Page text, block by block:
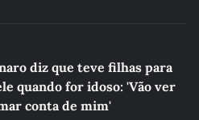
diz que teve filhas para
quando for idoso: 'Vão ver
conta de mim'